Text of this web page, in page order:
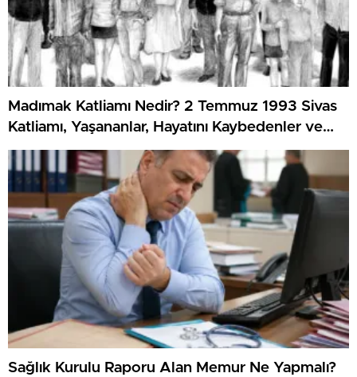
Madımak Katliamı Nedir? 2 Temmuz 1993 Sivas
Katliamı, Yaşananlar, Hayatını Kaybedenler ve
Dava Süreci
Sağlık Kurulu Raporu Alan Memur Ne Yapmalı?